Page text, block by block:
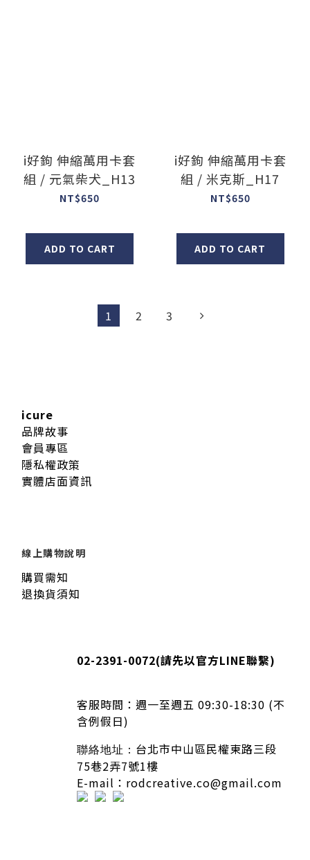
i好鉤 伸縮萬用卡套
組 / 元氣柴犬_H13
NT$650
ADD TO CART
i好鉤 伸縮萬用卡套
組 / 米克斯_H17
NT$650
ADD TO CART
1 2 3
icure
品牌故事
會員專區
隱私權政策
實體店面資訊
線上購物說明
購買需知
退換貨須知
02-2391-0072(請先以官方LINE聯繫)
客服時間： 週一至週五 09:30-18:30 (不
含例假日)
聯絡地址： 台北市中山區民權東路三段
75巷2弄7號1樓
E-mail：rodcreative.co@gmail.com